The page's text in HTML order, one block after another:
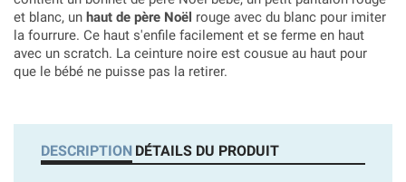
et blanc, un haut de père Noël rouge avec du blanc pour imiter
la fourrure. Ce haut s'enfile facilement et se ferme en haut
avec un scratch. La ceinture noire est cousue au haut pour
que le bébé ne puisse pas la retirer.
DESCRIPTION DÉTAILS DU PRODUIT